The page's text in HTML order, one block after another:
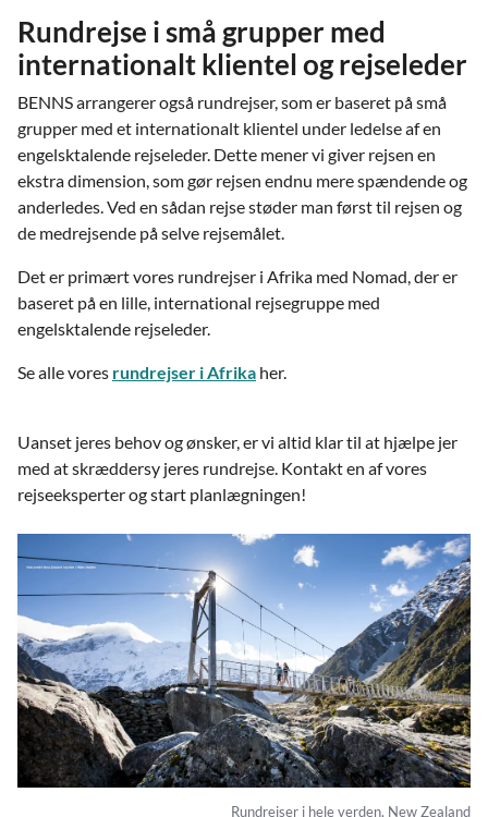
Rundrejse i små grupper med
internationalt klientel og rejseleder
BENNS arrangerer også rundrejser, som er baseret på små
grupper med et internationalt klientel under ledelse af en
engelsktalende rejseleder. Dette mener vi giver rejsen en
ekstra dimension, som gør rejsen endnu mere spændende og
anderledes. Ved en sådan rejse støder man først til rejsen og
de medrejsende på selve rejsemålet.
Det er primært vores rundrejser i Afrika med Nomad, der er
baseret på en lille, international rejsegruppe med
engelsktalende rejseleder.
Se alle vores rundrejser i Afrika her.
Uanset jeres behov og ønsker, er vi altid klar til at hjælpe jer
med at skræddersy jeres rundrejse. Kontakt en af vores
rejseeksperter og start planlægningen!
Rundrejser i hele verden, New Zealand